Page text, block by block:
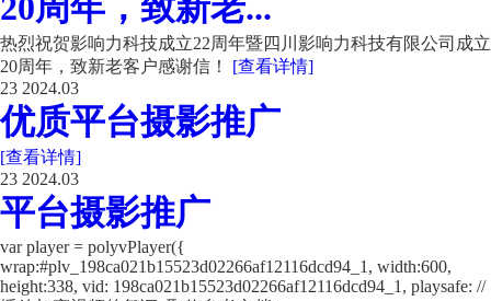
热烈祝贺影响力科技成立22周年暨四川影响力科技有限公司成立
20周年，致新老客户感谢信！ [查看详情]
23 2024.03
优质平台摄影推广
[查看详情]
23 2024.03
平台摄影推广
var player = polyvPlayer({
wrap:#plv_198ca021b15523d02266af12116dcd94_1, width:600,
height:338, vid: 198ca021b15523d02266af12116dcd94_1, playsafe: //